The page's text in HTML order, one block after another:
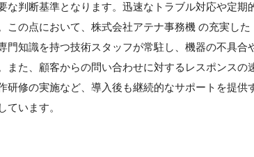
判断基準となります。迅速なトラブル対応や定期
の点において、株式会社アテナ事務機 の充実した
門知識を持つ技術スタッフが常駐し、機器の不具合
た、顧客からの問い合わせに対するレスポンスの
研修の実施など、導入後も継続的なサポートを提供
います。